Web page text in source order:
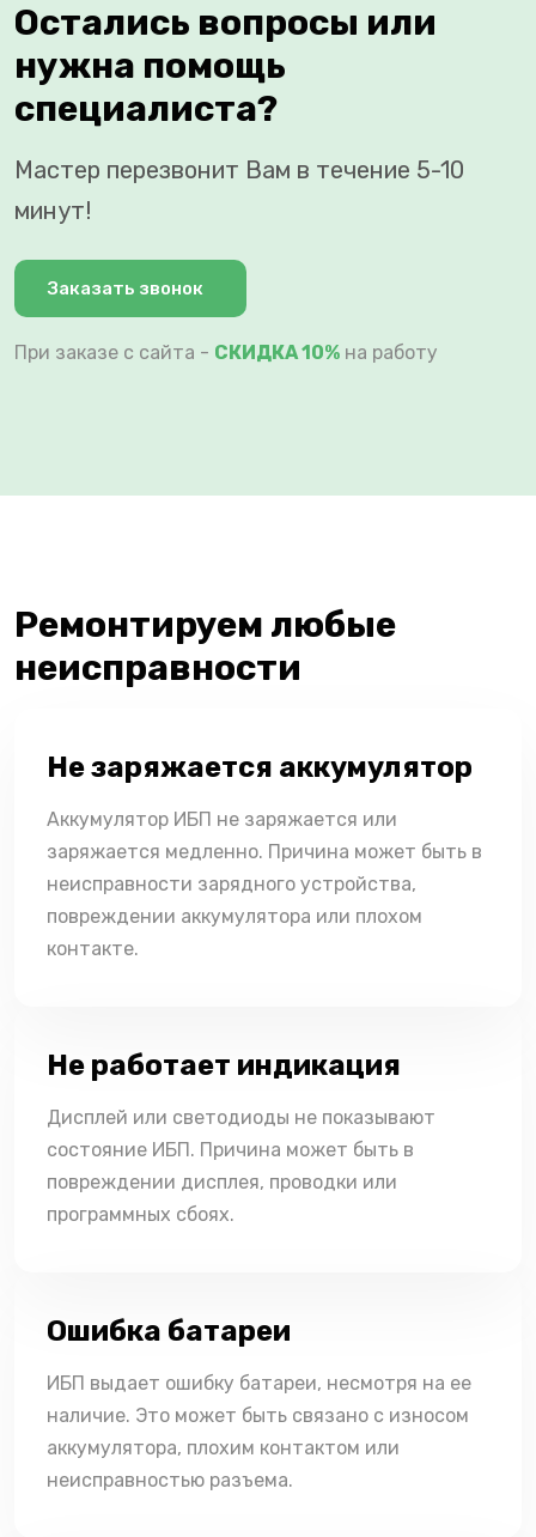
Остались вопросы или
нужна помощь
специалиста?
Мастер перезвонит Вам в течение 5-10
минут!
Заказать звонок
При заказе с сайта - СКИДКА 10% на работу
Ремонтируем любые
неисправности
Не заряжается аккумулятор
Аккумулятор ИБП не заряжается или
заряжается медленно. Причина может быть в
неисправности зарядного устройства,
повреждении аккумулятора или плохом
контакте.
Не работает индикация
Дисплей или светодиоды не показывают
состояние ИБП. Причина может быть в
повреждении дисплея, проводки или
программных сбоях.
Ошибка батареи
ИБП выдает ошибку батареи, несмотря на ее
наличие. Это может быть связано с износом
аккумулятора, плохим контактом или
неисправностью разъема.